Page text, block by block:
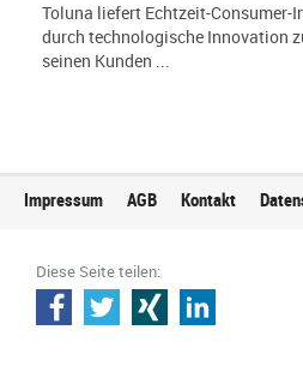
Toluna liefert Echtzeit-Consumer-
durch technologische Innovation
seinen Kunden ...
Impressum AGB Kontakt
Diese Seite teilen: